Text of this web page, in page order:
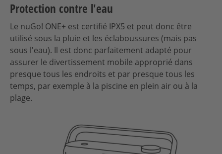
Protection contre l'eau
Le nuGo! ONE+ est certifié IPX5 et peut donc être
utilisé sous la pluie et les éclaboussures (mais pas
sous l'eau). Il est donc parfaitement adapté pour
assurer le divertissement mobile approprié dans
presque tous les endroits et par presque tous les
temps, par exemple à la piscine en plein air ou à la
plage.